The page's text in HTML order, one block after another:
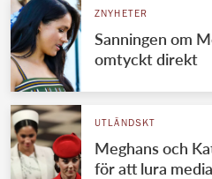
VÄRLDENS
Svenska
Brittiska
ZNYHETER
Sanningen om
omtyckt direkt
UTLÄNDSKT
Meghans och
för att lura media